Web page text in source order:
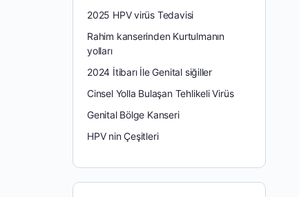
2025 HPV virüs Tedavisi
Rahim kanserinden Kurtulmanın
yolları
2024 İtibarı İle Genital siğiller
Cinsel Yolla Bulaşan Tehlikeli Virüs
Genital Bölge Kanseri
HPV nin Çeşitleri